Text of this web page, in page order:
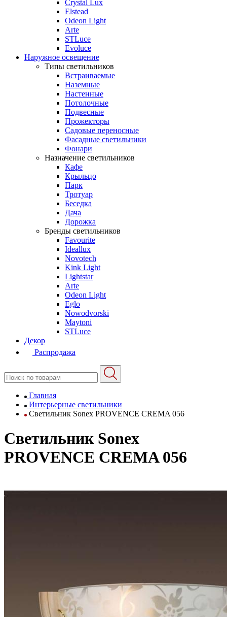
Crystal Lux
Elstead
Odeon Light
Arte
STLuce
Evoluce
Наружное освещение
Типы светильников
Встраиваемые
Наземные
Настенные
Потолочные
Подвесные
Прожекторы
Садовые переносные
Фасадные светильники
Фонари
Назначение светильников
Кафе
Крыльцо
Парк
Тротуар
Беседка
Дача
Дорожка
Бренды светильников
Favourite
Ideallux
Novotech
Kink Light
Lightstar
Arte
Odeon Light
Eglo
Nowodvorski
Maytoni
STLuce
Декор
Распродажа
Главная
Интерьерные светильники
Светильник Sonex PROVENCE CREMA 056
Светильник Sonex
PROVENCE CREMA 056